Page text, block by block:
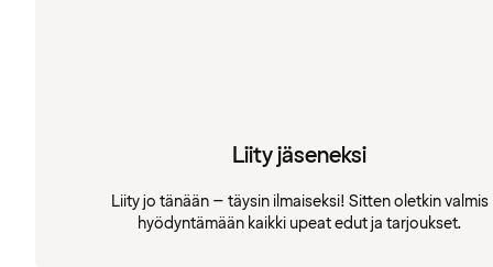
Liity jäseneksi
Liity jo tänään – täysin ilmaiseksi! Sitten oletkin valmis
hyödyntämään kaikki upeat edut ja tarjoukset.